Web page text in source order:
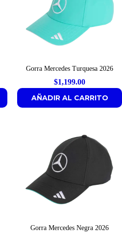
Gorra Mercedes Turquesa 2026
$1,199.00
AÑADIR AL CARRITO
Gorra Mercedes Negra 2026